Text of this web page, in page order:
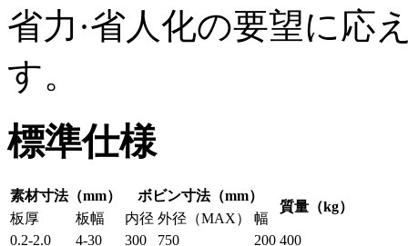
省力·省人化の要望に応
す。
標準仕様
素材寸法（mm） ボビン寸法（mm）
質量（kg）
板厚 板幅 内径 外径（MAX）
幅
0.2-2.0
4-30 300 750 200 400